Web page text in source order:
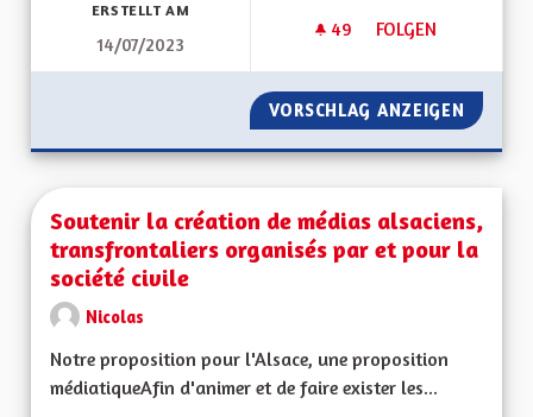
ERSTELLT AM
14/07/2023
49 49 FOLLOWER
FOLGEN
POUR UNE
VORSCHLAG ANZEIGEN POUR
Soutenir la création de médias alsaciens,
transfrontaliers organisés par et pour la
société civile
Nicolas
Notre proposition pour l'Alsace, une proposition
médiatiqueAfin d'animer et de faire exister les...